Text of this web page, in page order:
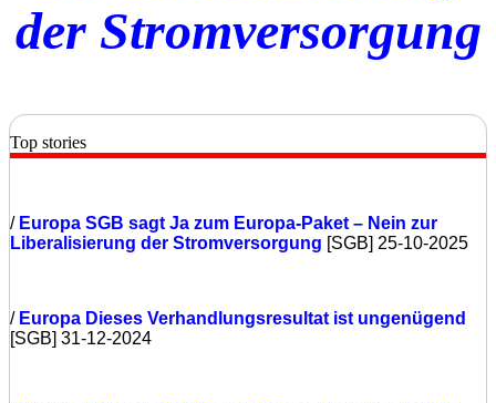
der Stromversorgung
Top stories
/ Europa SGB sagt Ja zum Europa-Paket – Nein zur
Liberalisierung der Stromversorgung [SGB] 25-10-2025
/ Europa Dieses Verhandlungsresultat ist ungenügend
[SGB] 31-12-2024